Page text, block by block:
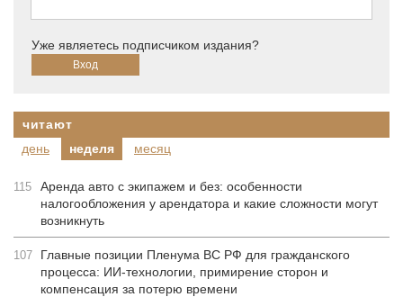
Уже являетесь подписчиком издания?
читают
день
неделя месяц
115
Аренда авто с экипажем и без: особенности
налогообложения у арендатора и какие сложности могут
возникнуть
107
Главные позиции Пленума ВС РФ для гражданского
процесса: ИИ-технологии, примирение сторон и
компенсация за потерю времени